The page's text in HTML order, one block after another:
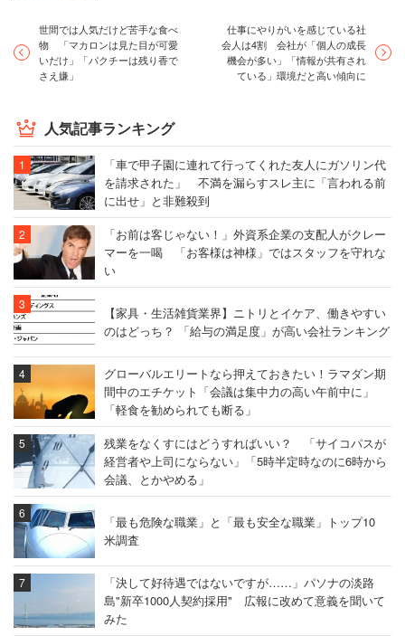
動きがあり、プライベートな時間を作ることがそれ
なりにできる」
（研究開発 20代前半 男性 年収450万円）
「残業時間については、極めて厳格な運用がなされ
ている。休日出勤についてもほぼないと思って間違
いがない。その理由は、労働組合の力が強いためと
思われる。ワークライフバランスを重視する人にと
っては最高の環境ではないかと考える」
（人事 30代前半 男性 年収650万円）
5位：積水化学工業（3.43点）
～働き方改革に向けて100億円投資すると発表～
日本のプラスチック産業をけん引してきた「積水化学工
業」。法定以上の充実した育児支援制度を用意し、育児休
業は子どもが3歳まで取得可能。「結婚休」「ファミリー
休暇」を用意するなど、休暇を取りやすくするための制度
も整えられている。また、高下貞二社長は限られた時間内
で生産性の高い働き方を追求するために、2018年から2年
で100億円の投資を行うと表明した。
世間では人気だけど苦手な食べ
物 「マカロンは見た目が可愛
いだけ」「パクチーは残り香で
さえ嫌」
仕事にやりがいを感じている社
会人は4割 会社が「個人の成長
機会が多い」「情報が共有され
ている」環境だと高い傾向に
人気記事ランキング
「車で甲子園に連れて行ってくれた友人にガソリン代
を請求された」 不満を漏らすスレ主に「言われる前
に出せ」と非難殺到
「お前は客じゃない！」外資系企業の支配人がクレー
マーを一喝 「お客様は神様」ではスタッフを守れな
い
【家具・生活雑貨業界】ニトリとイケア、働きやすい
のはどっち？ 「給与の満足度」が高い会社ランキング
グローバルエリートなら押えておきたい！ラマダン期
間中のエチケット「会議は集中力の高い午前中に」
「軽食を勧められても断る」
残業をなくすにはどうすればいい？ 「サイコパスが
経営者や上司にならない」「5時半定時なのに6時から
会議、とかやめる」
「最も危険な職業」と「最も安全な職業」トップ10
米調査
「決して好待遇ではないですが……」パソナの淡路
島"新卒1000人契約採用" 広報に改めて意義を聞いて
みた